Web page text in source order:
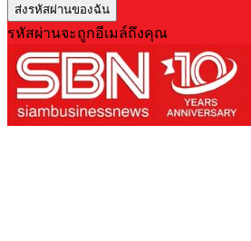
รหัสผ่านจะถูกอีเมล์ถึงคุณ